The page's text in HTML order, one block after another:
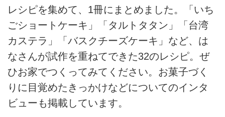
レシピを集めて、1冊にまとめました。「いち
ごショートケーキ」「タルトタタン」「台湾
カステラ」「バスクチーズケーキ」など、は
なさんが試作を重ねてできた32のレシピ。ぜ
ひお家でつくってみてください。お菓子づく
りに目覚めたきっかけなどについてのインタ
ビューも掲載しています。